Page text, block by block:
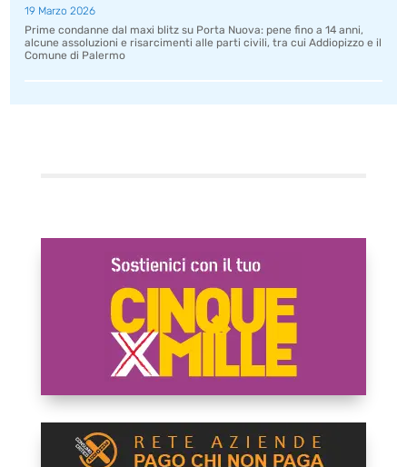
19 Marzo 2026
Prime condanne dal maxi blitz su Porta Nuova: pene fino a 14 anni,
alcune assoluzioni e risarcimenti alle parti civili, tra cui Addiopizzo e il
Comune di Palermo